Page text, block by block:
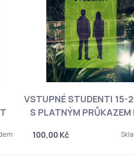
VSTUPNÉ STUDENTI 15-
S PLATNÝM PRŮKAZEM
100,00 Kč